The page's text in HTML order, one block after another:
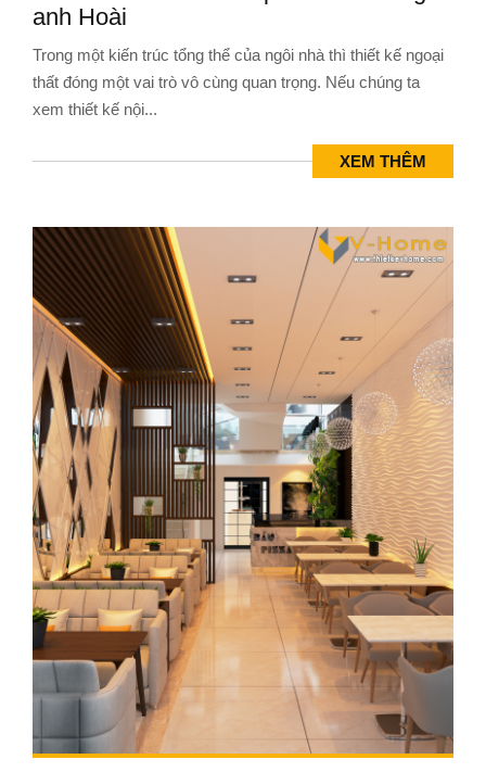
anh Hoài
Trong một kiến trúc tổng thể của ngôi nhà thì thiết kế ngoại
thất đóng một vai trò vô cùng quan trọng. Nếu chúng ta
xem thiết kế nội...
XEM THÊM